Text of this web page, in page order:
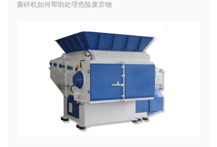
撕碎机如何帮助处理危险废弃物